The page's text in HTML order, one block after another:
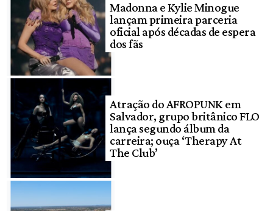
Madonna e Kylie Minogue
lançam primeira parceria
oficial após décadas de espera
dos fãs
Atração do AFROPUNK em
Salvador, grupo britânico FLO
lança segundo álbum da
carreira; ouça ‘Therapy At
The Club’